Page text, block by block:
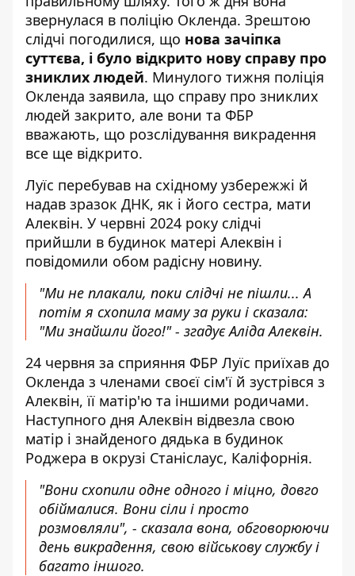
звернулася в поліцію Окленда. Зрештою
слідчі погодилися, що нова зачіпка
суттєва, і було відкрито нову справу про
зниклих людей. Минулого тижня поліція
Окленда заявила, що справу про зниклих
людей закрито, але вони та ФБР
вважають, що розслідування викрадення
все ще відкрито.
Луїс перебував на східному узбережжі й
надав зразок ДНК, як і його сестра, мати
Алеквін. У червні 2024 року слідчі
прийшли в будинок матері Алеквін і
повідомили обом радісну новину.
"Ми не плакали, поки слідчі не пішли... А
потім я схопила маму за руки і сказала:
"Ми знайшли його!" - згадує Аліда Алеквін.
24 червня за сприяння ФБР Луїс приїхав до
Окленда з членами своєї сім'ї й зустрівся з
Алеквін, її матір'ю та іншими родичами.
Наступного дня Алеквін відвезла свою
матір і знайденого дядька в будинок
Роджера в окрузі Станіслаус, Каліфорнія.
"Вони схопили одне одного і міцно, довго
обіймалися. Вони сіли і просто
розмовляли", - сказала вона, обговорюючи
день викрадення, свою військову службу і
багато іншого.